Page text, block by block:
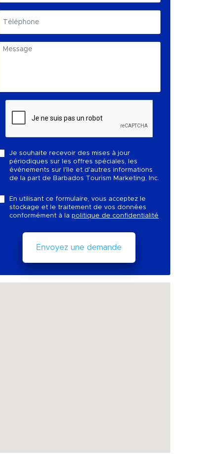
Je souhaite recevoir des mises à jour
périodiques sur les offres spéciales, les
événements sur l'île et d'autres informations
de la part de Barbados Tourism Marketing, Inc.
En utilisant ce formulaire, vous acceptez le
stockage et le traitement de vos données
conformément à lapolitique de confidentialité